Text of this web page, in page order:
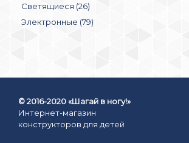
Светящиеся (26)
Электронные (79)
© 2016-2020 «Шагай в ногу!»
Интернет-магазин
конструкторов для детей